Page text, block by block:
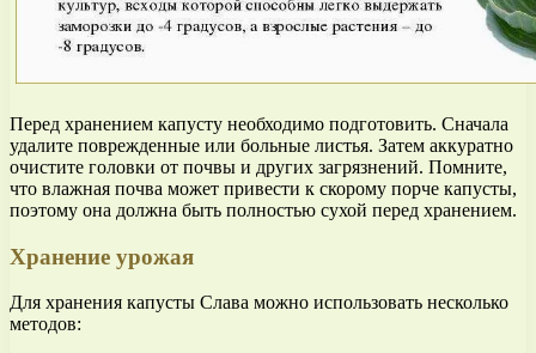
Перед хранением капусту необходимо подготовить. Сначала
удалите поврежденные или больные листья. Затем аккуратно
очистите головки от почвы и других загрязнений. Помните,
что влажная почва может привести к скорому порче капусты,
поэтому она должна быть полностью сухой перед хранением.
Хранение урожая
Для хранения капусты Слава можно использовать несколько
методов: